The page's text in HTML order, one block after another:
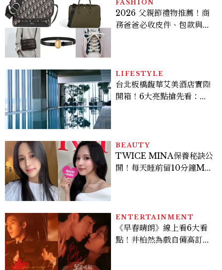
FASHION
2026 父親節禮物推薦！商
務爸爸必收皮件、包款與鞋
LIFESTYLE
台北板橋馥華艾美酒店實際
開箱！6大亮點搶先看：新
BEAUTY
TWICE MINA保養秘訣公
開！每天睡前留10分鐘ME
ENTERTAINMENT
《早春晴朗》線上看6大看
點！井柏然為戲自備高訂，